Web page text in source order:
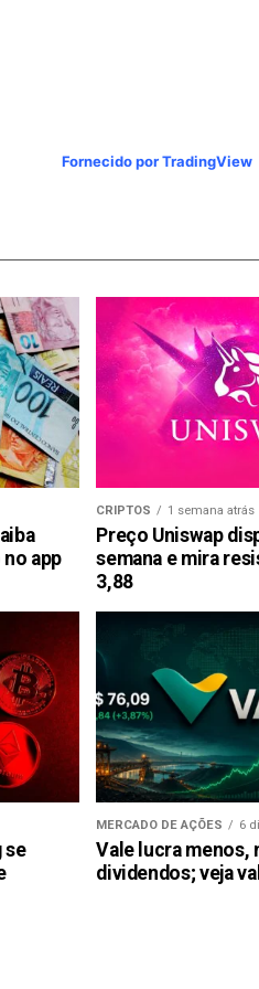
Fornecido por TradingView
app
CRIPTOS 1 semana atrás
Preço Uniswap
semana e mira
3,88
se
MERCADO DE AÇÕES 6
Vale lucra menos,
dividendos; veja